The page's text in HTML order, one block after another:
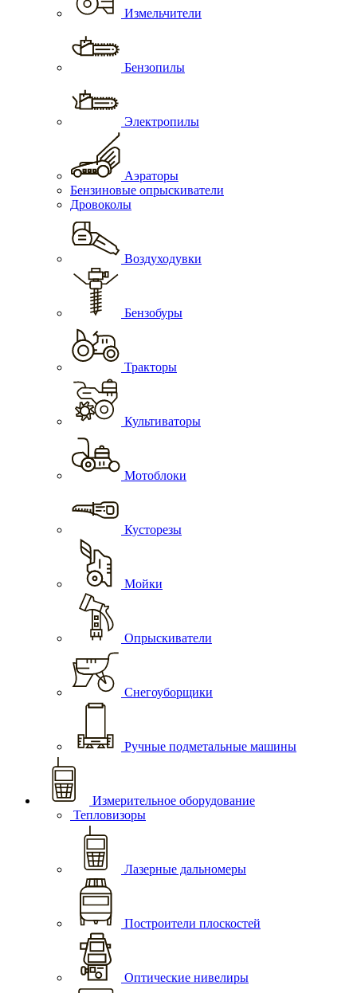
Измельчители
Бензопилы
Электропилы
Аэраторы
Бензиновые опрыскиватели
Дровоколы
Воздуходувки
Бензобуры
Тракторы
Культиваторы
Мотоблоки
Кусторезы
Мойки
Опрыскиватели
Снегоуборщики
Ручные подметальные машины
Измерительное оборудование
Тепловизоры
Лазерные дальномеры
Построители плоскостей
Оптические нивелиры